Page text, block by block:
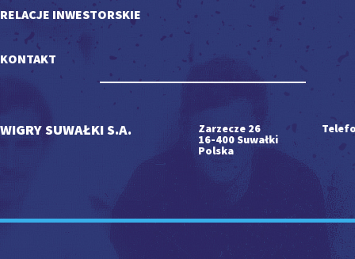
RELACJE INWESTORSKIE
KONTAKT
WIGRY SUWAŁKI S.A. Zarzecze 26
16-400 Suwałki
Polska